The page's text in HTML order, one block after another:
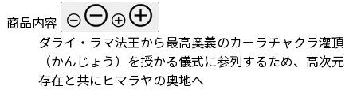
商品内容
ダライ・ラマ法王から最高奥義のカーラチャクラ灌頂
（かんじょう）を授かる儀式に参列するため、高次元
存在と共にヒマラヤの奥地へ